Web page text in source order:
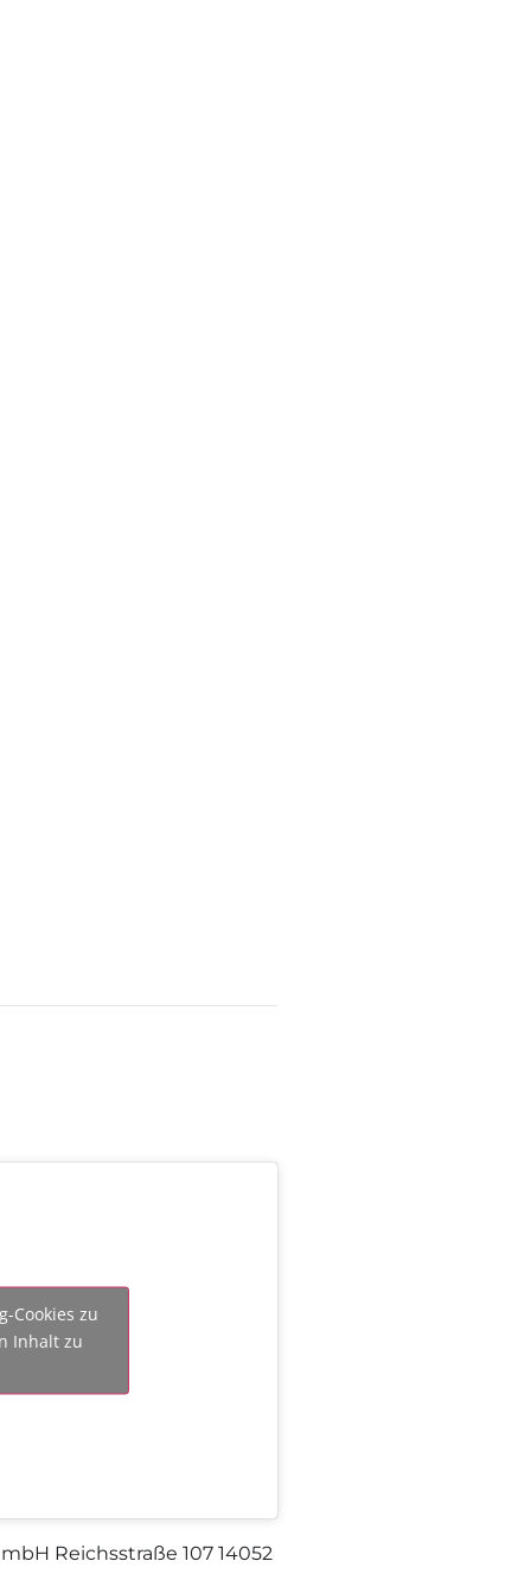
Cookies zu
Inhalt zu
Reichsstraße 107 14052